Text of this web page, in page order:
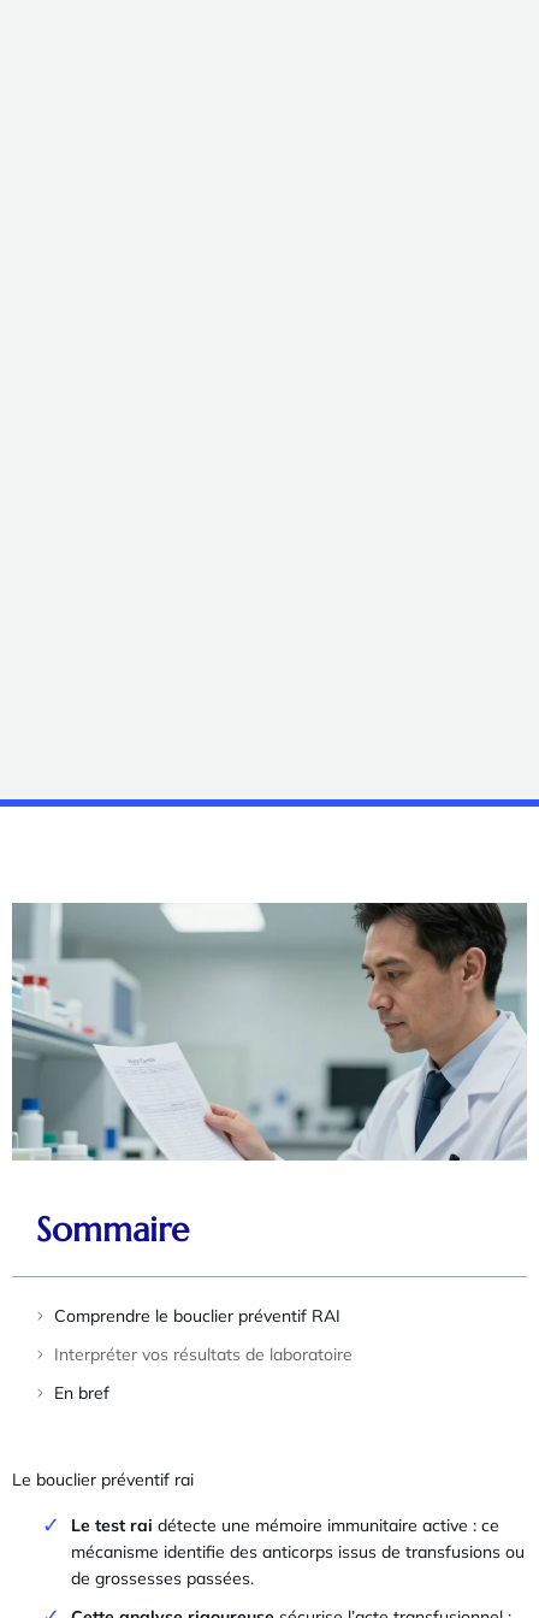
Sommaire
Comprendre le bouclier préventif RAI
Interpréter vos résultats de laboratoire
En bref
Le bouclier préventif rai
Le test rai détecte une mémoire immunitaire active : ce
mécanisme identifie des anticorps issus de transfusions ou
de grossesses passées.